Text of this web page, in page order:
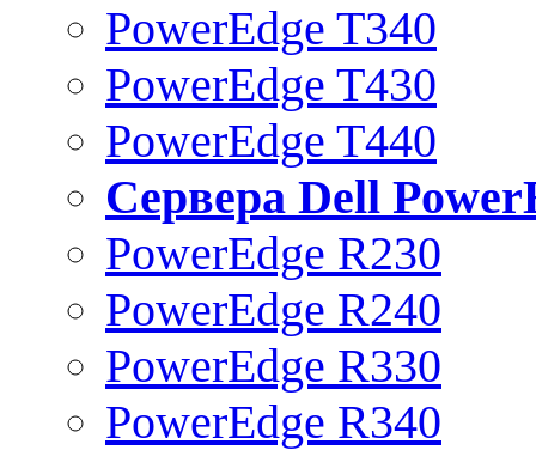
PowerEdge T340
PowerEdge T430
PowerEdge T440
Сервера Dell
PowerEdge R230
PowerEdge R240
PowerEdge R330
PowerEdge R340